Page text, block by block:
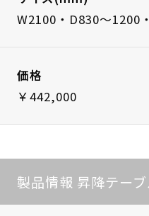
W2100・D830～1200
価格
￥442,000
製品情報 昇降テー